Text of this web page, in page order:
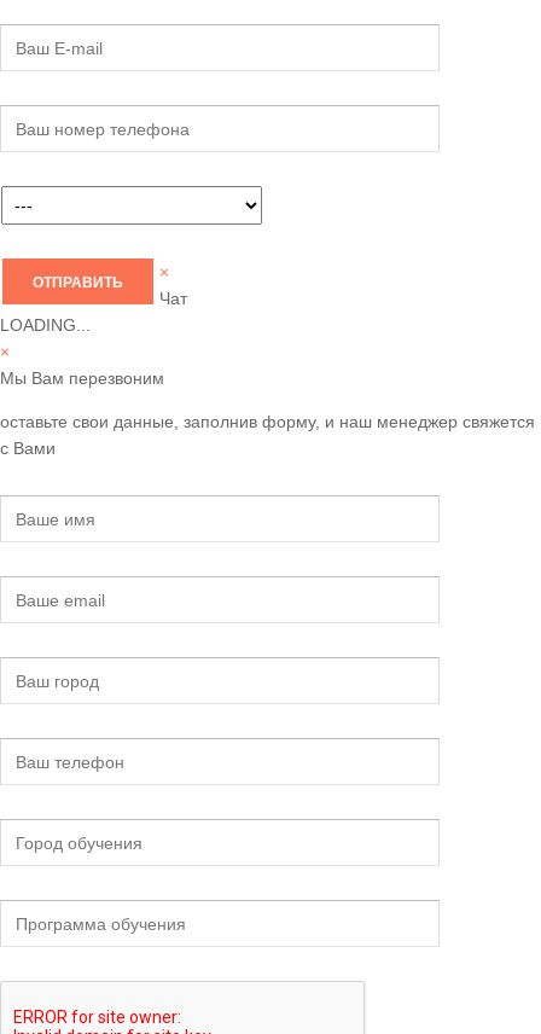
×
Чат
LOADING...
×
Мы Вам перезвоним
оставьте свои данные, заполнив форму, и наш менеджер свяжется
с Вами